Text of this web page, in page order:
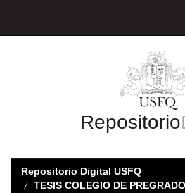
Repositorio
Repositorio Digital USFQ
TESIS COLEGIO DE PREGRADO